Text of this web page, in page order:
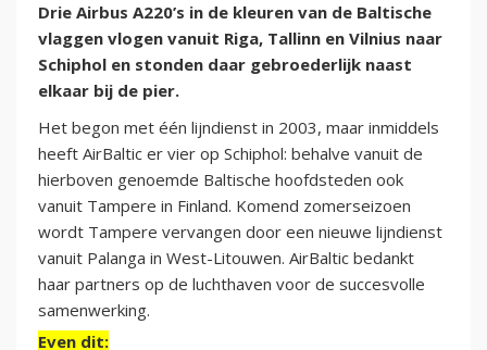
Drie Airbus A220’s in de kleuren van de Baltische
vlaggen vlogen vanuit Riga, Tallinn en Vilnius naar
Schiphol en stonden daar gebroederlijk naast
elkaar bij de pier.
Het begon met één lijndienst in 2003, maar inmiddels
heeft AirBaltic er vier op Schiphol: behalve vanuit de
hierboven genoemde Baltische hoofdsteden ook
vanuit Tampere in Finland. Komend zomerseizoen
wordt Tampere vervangen door een nieuwe lijndienst
vanuit Palanga in West-Litouwen. AirBaltic bedankt
haar partners op de luchthaven voor de succesvolle
samenwerking.
Even dit: